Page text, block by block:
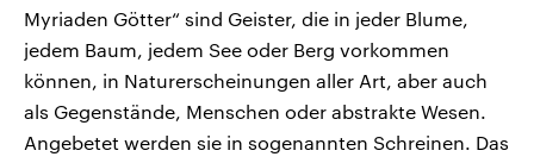
Myriaden Götter“ sind Geister, die in jeder Blume,
jedem Baum, jedem See oder Berg vorkommen
können, in Naturerscheinungen aller Art, aber auch
als Gegenstände, Menschen oder abstrakte Wesen.
Angebetet werden sie in sogenannten Schreinen. Das